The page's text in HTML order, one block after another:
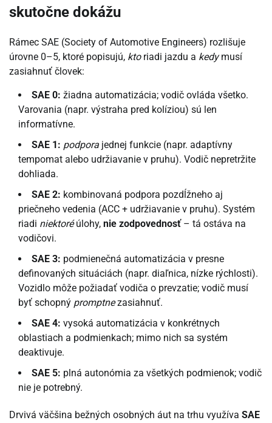
skutočne dokážu
Rámec SAE (Society of Automotive Engineers) rozlišuje
úrovne 0–5, ktoré popisujú, ktoriadi jazdu a kedymusí
zasiahnuť človek:
SAE 0: žiadna automatizácia; vodič ovláda všetko.
Varovania (napr. výstraha pred kolíziou) sú len
informatívne.
SAE 1: podpora jednej funkcie (napr. adaptívny
tempomat alebo udržiavanie v pruhu). Vodič nepretržite
dohliada.
SAE 2: kombinovaná podpora pozdĺžneho aj
priečneho vedenia (ACC + udržiavanie v pruhu). Systém
riadi niektoréúlohy, nie zodpovednosť– tá ostáva na
vodičovi.
SAE 3: podmienečná automatizácia v presne
definovaných situáciách (napr. diaľnica, nízke rýchlosti).
Vozidlo môže požiadať vodiča o prevzatie; vodič musí
byť schopný promptnezasiahnuť.
SAE 4: vysoká automatizácia v konkrétnych
oblastiach a podmienkach; mimo nich sa systém
deaktivuje.
SAE 5: plná autonómia za všetkých podmienok; vodič
nie je potrebný.
Drvivá väčšina bežných osobných áut na trhu využíva SAE